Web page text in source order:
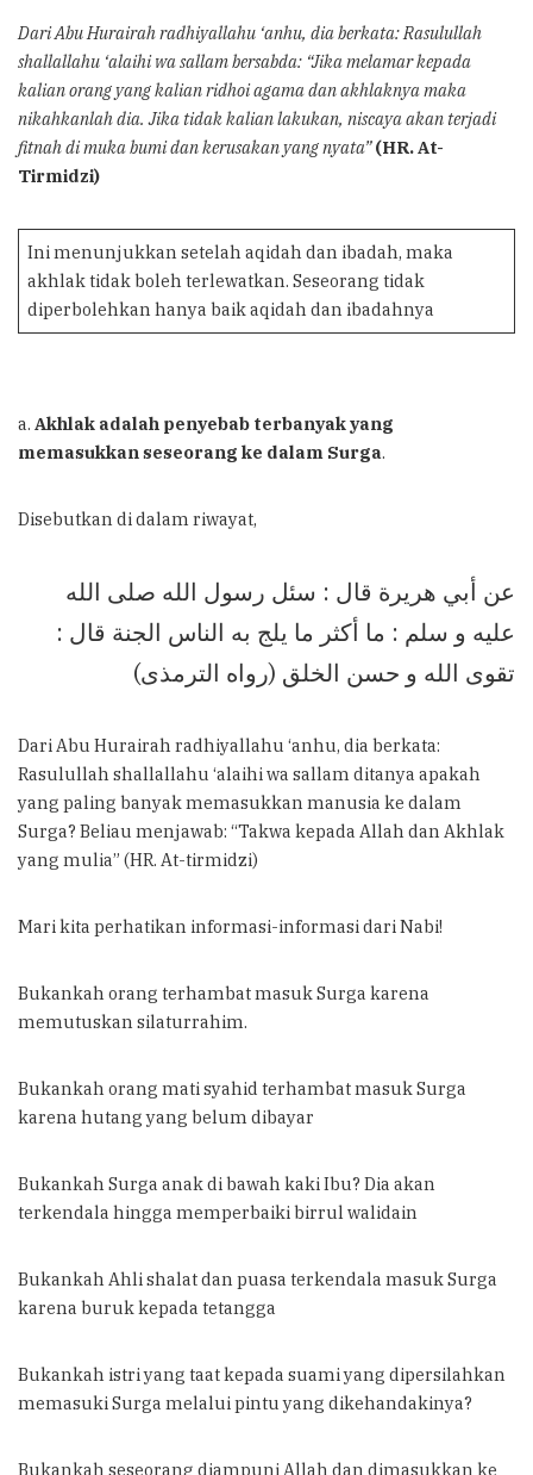
Dari Abu Hurairah radhiyallahu ‘anhu, dia berkata: Rasulullah
shallallahu ‘alaihi wa sallam bersabda: “Jika melamar kepada
kalian orang yang kalian ridhoi agama dan akhlaknya maka
nikahkanlah dia. Jika tidak kalian lakukan, niscaya akan terjadi
fitnah di muka bumi dan kerusakan yang nyata” (HR. At-
Tirmidzi)
Ini menunjukkan setelah aqidah dan ibadah, maka
akhlak tidak boleh terlewatkan. Seseorang tidak
diperbolehkan hanya baik aqidah dan ibadahnya
a. Akhlak adalah penyebab terbanyak yang
memasukkan seseorang ke dalam Surga.
Disebutkan di dalam riwayat,
عن أبي هريرة قال : سئل رسول الله صلى الله
عليه و سلم : ما أكثر ما يلج به الناس الجنة قال :
تقوى الله و حسن الخلق (رواه الترمذى)
Dari Abu Hurairah radhiyallahu ‘anhu, dia berkata:
Rasulullah shallallahu ‘alaihi wa sallam ditanya apakah
yang paling banyak memasukkan manusia ke dalam
Surga? Beliau menjawab: “Takwa kepada Allah dan Akhlak
yang mulia” (HR. At-tirmidzi)
Mari kita perhatikan informasi-informasi dari Nabi!
Bukankah orang terhambat masuk Surga karena
memutuskan silaturrahim.
Bukankah orang mati syahid terhambat masuk Surga
karena hutang yang belum dibayar
Bukankah Surga anak di bawah kaki Ibu? Dia akan
terkendala hingga memperbaiki birrul walidain
Bukankah Ahli shalat dan puasa terkendala masuk Surga
karena buruk kepada tetangga
Bukankah istri yang taat kepada suami yang dipersilahkan
memasuki Surga melalui pintu yang dikehandakinya?
Bukankah seseorang diampuni Allah dan dimasukkan ke